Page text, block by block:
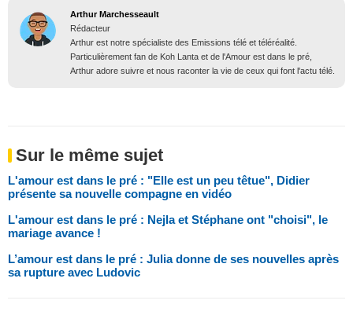
Arthur Marchesseault
Rédacteur
Arthur est notre spécialiste des Emissions télé et téléréalité.
Particulièrement fan de Koh Lanta et de l'Amour est dans le pré,
Arthur adore suivre et nous raconter la vie de ceux qui font l'actu télé.
Sur le même sujet
L'amour est dans le pré : "Elle est un peu têtue", Didier
présente sa nouvelle compagne en vidéo
L'amour est dans le pré : Nejla et Stéphane ont "choisi", le
mariage avance !
L’amour est dans le pré : Julia donne de ses nouvelles après
sa rupture avec Ludovic